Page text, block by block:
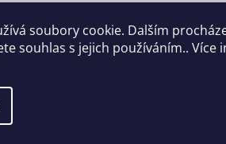
soubory cookie. Dalším
souhlas s jejich používáním.. Více